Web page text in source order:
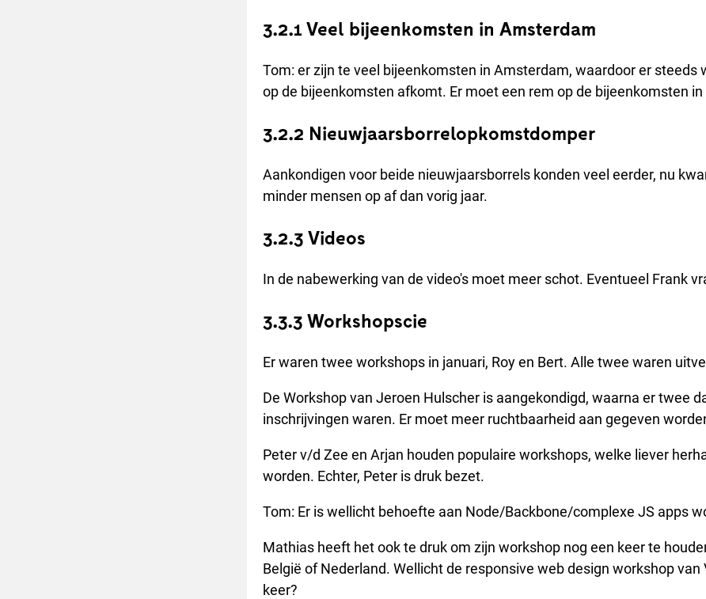
3.2.1 Veel bijeenkomsten in Amsterdam
Tom: er zijn te veel bijeenkomsten in Amsterdam, waardoor er steeds
op de bijeenkomsten afkomt. Er moet een rem op de bijeenkomsten
3.2.2 Nieuwjaarsborrelopkomstdomper
Aankondigen voor beide nieuwjaarsborrels konden veel eerder, nu
minder mensen op af dan vorig jaar.
3.2.3 Videos
In de nabewerking van de video's moet meer schot. Eventueel Frank
3.3.3 Workshopscie
Er waren twee workshops in januari, Roy en Bert. Alle twee waren
De Workshop van Jeroen Hulscher is aangekondigd, waarna er twee
inschrijvingen waren. Er moet meer ruchtbaarheid aan gegeven
Peter v/d Zee en Arjan houden populaire workshops, welke liever
worden. Echter, Peter is druk bezet.
Tom: Er is wellicht behoefte aan Node/Backbone/complexe JS apps
Mathias heeft het ook te druk om zijn workshop nog een keer te
België of Nederland. Wellicht de responsive web design workshop van
keer?